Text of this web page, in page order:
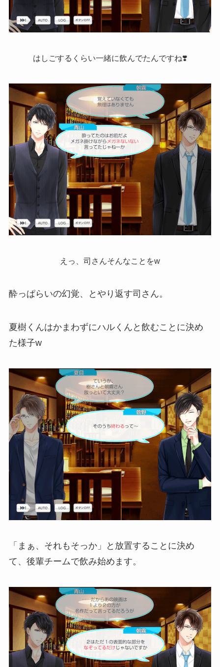
はしごするくらい一緒に飲んでたんですね❣️
えっ、司さんそんなことをw
酔っぱらいの幻覚、とやり返す司さん。
夏樹くんはかまわずにハルくんと飲むことに決め
た様子w
「まぁ、それもそっか」と放置することに決め
て、後輩チームで飲み始めます。